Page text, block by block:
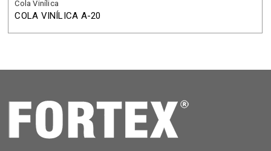
Cola Vinílica
COLA VINÍLICA A-20